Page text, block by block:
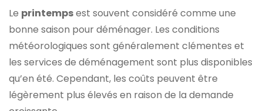
Le printempsest souvent considéré comme une
bonne saison pour déménager. Les conditions
météorologiques sont généralement clémentes et
les services de déménagement sont plus disponibles
qu’en été. Cependant, les coûts peuvent être
légèrement plus élevés en raison de la demande